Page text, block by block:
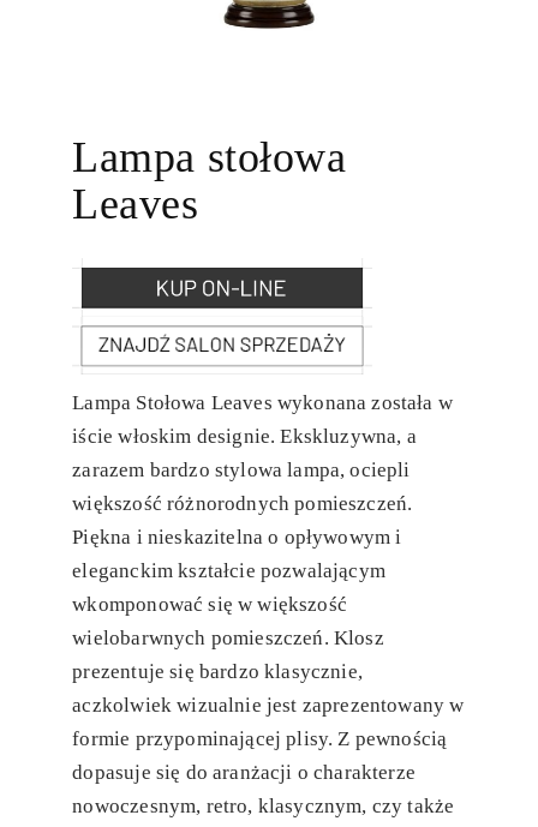
Lampa stołowa
Leaves
Lampa Stołowa Leaves wykonana została w
iście włoskim designie. Ekskluzywna, a
zarazem bardzo stylowa lampa, ociepli
większość różnorodnych pomieszczeń.
Piękna i nieskazitelna o opływowym i
eleganckim kształcie pozwalającym
wkomponować się w większość
wielobarwnych pomieszczeń. Klosz
prezentuje się bardzo klasycznie,
aczkolwiek wizualnie jest zaprezentowany w
formie przypominającej plisy. Z pewnością
dopasuje się do aranżacji o charakterze
nowoczesnym, retro, klasycznym, czy także